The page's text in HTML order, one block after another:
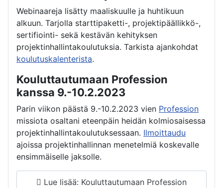
Webinaareja lisätty maaliskuulle ja huhtikuun
alkuun. Tarjolla starttipaketti-, projektipäällikkö-,
sertifiointi- sekä kestävän kehityksen
projektinhallintakoulutuksia. Tarkista ajankohdat
koulutuskalenterista.
Kouluttautumaan Profession
kanssa 9.-10.2.2023
Parin viikon päästä 9.-10.2.2023 vien Profession
missiota osaltani eteenpäin heidän kolmiosaisessa
projektinhallintakoulutuksessaan. Ilmoittaudu
ajoissa projektinhallinnan menetelmiä koskevalle
ensimmäiselle jaksolle.
Lue lisää: Kouluttautumaan Profession